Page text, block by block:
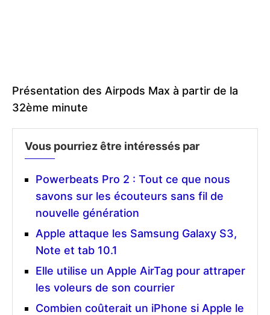
Présentation des Airpods Max à partir de la
32ème minute
Vous pourriez être intéressés par
Powerbeats Pro 2 : Tout ce que nous
savons sur les écouteurs sans fil de
nouvelle génération
Apple attaque les Samsung Galaxy S3,
Note et tab 10.1
Elle utilise un Apple AirTag pour attraper
les voleurs de son courrier
Combien coûterait un iPhone si Apple le